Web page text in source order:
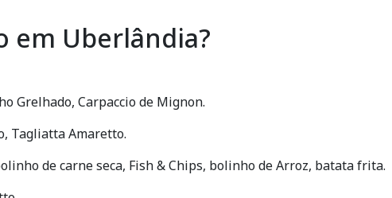
em Uberlândia?
Grelhado, Carpaccio de Mignon.
Tagliatta Amaretto.
de carne seca, Fish & Chips, bolinho de Arroz, batata frita.